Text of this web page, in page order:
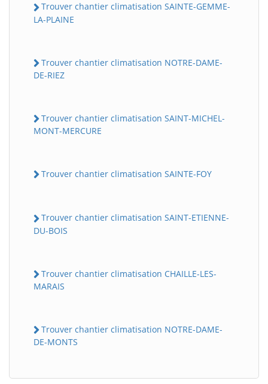
Trouver chantier climatisation SAINTE-GEMME-
LA-PLAINE
Trouver chantier climatisation NOTRE-DAME-
DE-RIEZ
Trouver chantier climatisation SAINT-MICHEL-
MONT-MERCURE
Trouver chantier climatisation SAINTE-FOY
Trouver chantier climatisation SAINT-ETIENNE-
DU-BOIS
Trouver chantier climatisation CHAILLE-LES-
MARAIS
Trouver chantier climatisation NOTRE-DAME-
DE-MONTS